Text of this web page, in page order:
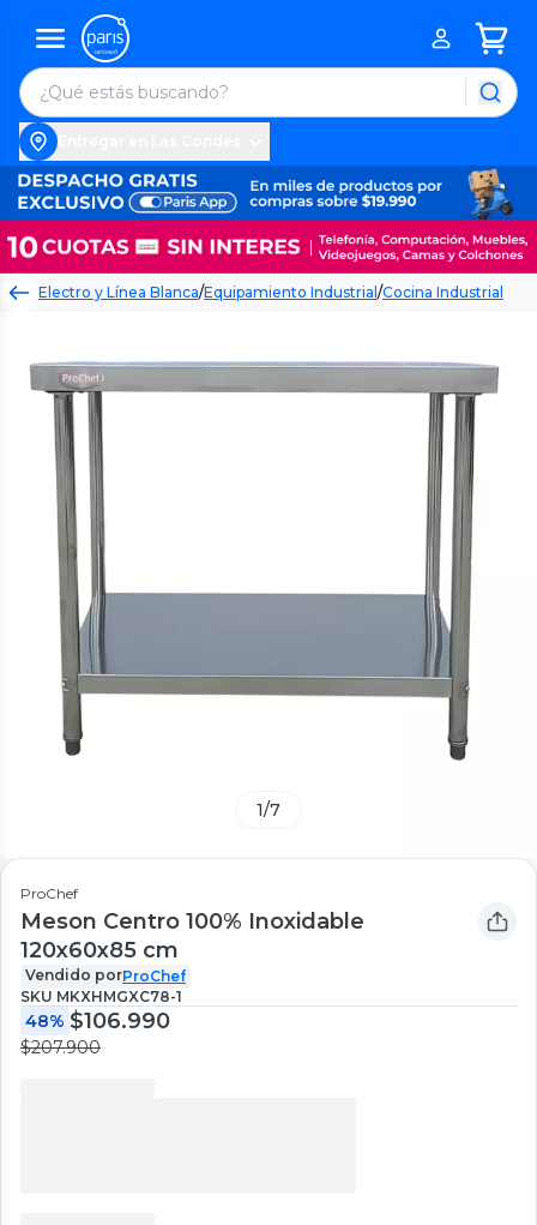
Electro y Línea Blanca/Equipamiento Industrial/Cocina Industrial
1/7
ProChef
Meson Centro 100% Inoxidable
120x60x85 cm
Vendido porProChef
SKU MKXHMGXC78-1
48% $106.990
$207.900